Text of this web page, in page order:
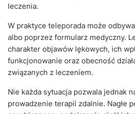
leczenia.
W praktyce teleporada może
albo poprzez formularz medyczny.
charakter objawów lękowych, ich
funkcjonowanie oraz obecność
związanych z leczeniem.
Nie każda sytuacja pozwala jednak
prowadzenie terapii zdalnie. Nagłe